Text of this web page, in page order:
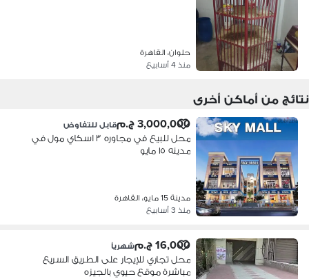
حلوان، القاهرة
منذ 4 أسابيع
نتائج من أماكن أخرى
3,000,000 ج.م قابل للتفاوض
محل للبيع في مجاوره ٣ اسكاي مول في
مدينه ١٥ مايو
مدينة 15 مايو، القاهرة
منذ 3 أسابيع
16,000 ج.م شهرياً
محل تجاري للإيجار على الطريق السريع
مباشرة موقع حيوي بالجيزه